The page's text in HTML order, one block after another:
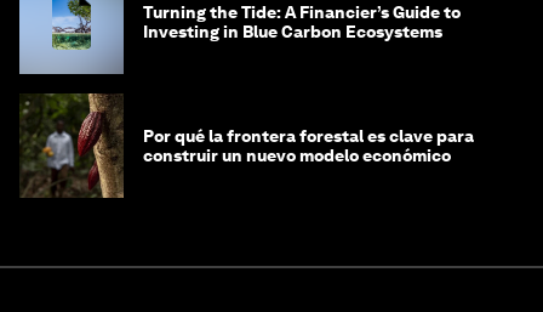
Turning the Tide: A Financier’s Guide to
Investing in Blue Carbon Ecosystems
Por qué la frontera forestal es clave para
construir un nuevo modelo económico